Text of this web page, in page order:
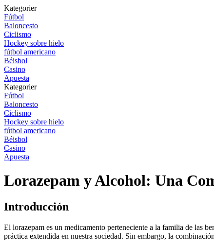
Kategorier
Fútbol
Baloncesto
Ciclismo
Hockey sobre hielo
fútbol americano
Béisbol
Casino
Apuesta
Kategorier
Fútbol
Baloncesto
Ciclismo
Hockey sobre hielo
fútbol americano
Béisbol
Casino
Apuesta
Lorazepam y Alcohol: Una
Introducción
El lorazepam es un medicamento perteneciente a la familia de las
práctica extendida en nuestra sociedad. Sin embargo, la